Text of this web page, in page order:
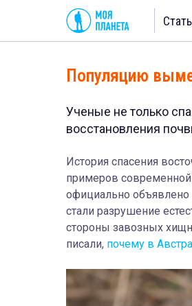
Популяцию
Ученые не только
восстановления
История спасения
примеров
официально
стали разрушение
стороны завозных
писали, почему в